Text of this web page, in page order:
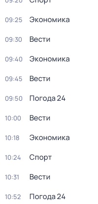
09:25 Экономика
09:30 Вести
09:40 Экономика
09:45 Вести
09:50 Погода 24
10:00 Вести
10:18 Экономика
10:24 Спорт
10:31 Вести
10:52 Погода 24